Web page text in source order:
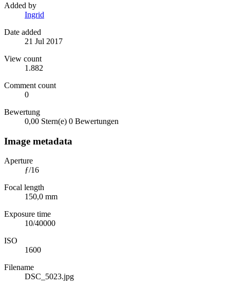
Added by
Ingrid
Date added
21 Jul 2017
View count
1.882
Comment count
0
Bewertung
0,00 Stern(e) 0 Bewertungen
Image metadata
Aperture
ƒ/16
Focal length
150,0 mm
Exposure time
10/40000
ISO
1600
Filename
DSC_5023.jpg